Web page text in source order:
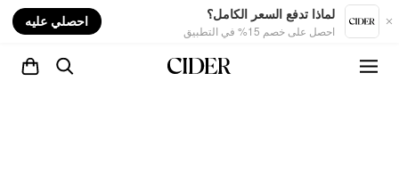
لماذا تدفع السعر الكامل؟
احصل على خصم 15% في التطبيق
احصلي عليه